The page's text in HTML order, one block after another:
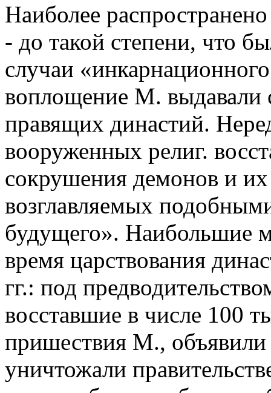
Наиболее
- до такой степени, что
случаи
воплощение М. выдавали
правящих династий.
вооруженных религ.
сокрушения демонов и
возглавляемых
будущего». Наибольшие
время царствования
гг.: под
восставшие в числе 100
пришествия М., объявили
уничтожали